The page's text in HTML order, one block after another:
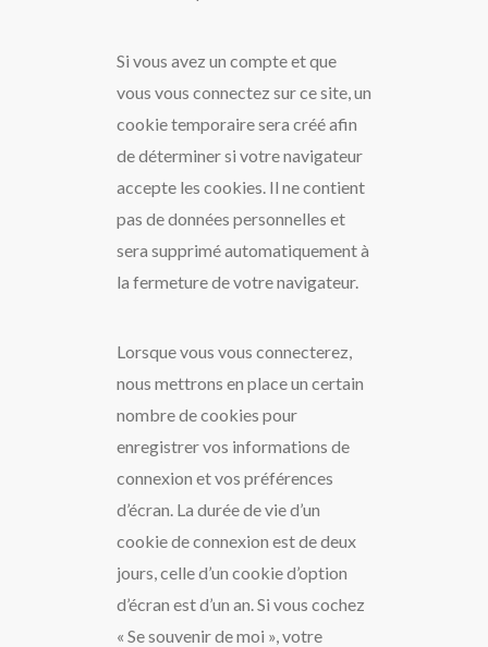
Si vous avez un compte et que
vous vous connectez sur ce site, un
cookie temporaire sera créé afin
de déterminer si votre navigateur
accepte les cookies. Il ne contient
pas de données personnelles et
sera supprimé automatiquement à
la fermeture de votre navigateur.
Lorsque vous vous connecterez,
nous mettrons en place un certain
nombre de cookies pour
enregistrer vos informations de
connexion et vos préférences
d’écran. La durée de vie d’un
cookie de connexion est de deux
jours, celle d’un cookie d’option
d’écran est d’un an. Si vous cochez
« Se souvenir de moi », votre